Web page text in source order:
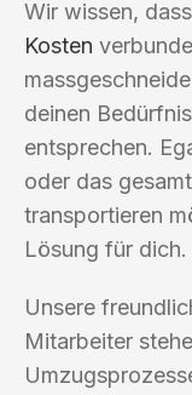
Wir wissen,
Kosten
deinen
entsprechen.
oder das
transportieren
Lösung für dich.
Unsere
Mitarbeiter